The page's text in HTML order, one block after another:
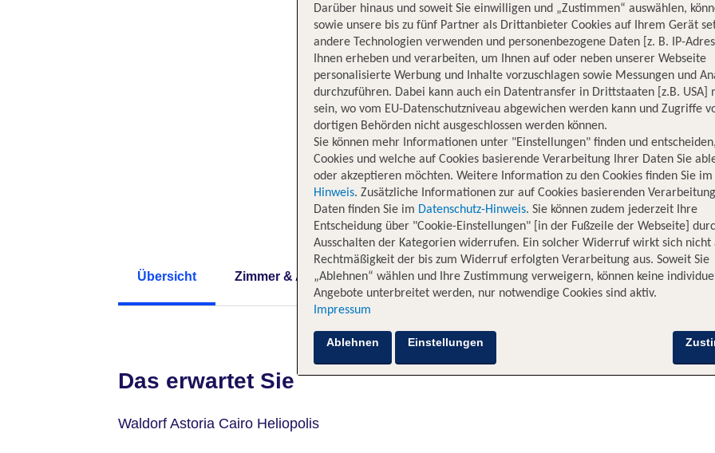
Übersicht Zimmer & Angebote Hotelinformationen Lage Bewertungen
Das erwartet Sie
Waldorf Astoria Cairo Heliopolis
Darüber hinaus und soweit Sie einwilligen und „Zustimmen“ auswählen,
sowie unsere bis zu fünf Partner als Drittanbieter Cookies auf Ihrem Gerät
andere Technologien verwenden und personenbezogene Daten [z. B. IP-
Ihnen erheben und verarbeiten, um Ihnen auf oder neben unserer Webseite
personalisierte Werbung und Inhalte vorzuschlagen sowie Messungen und
durchzuführen. Dabei kann auch ein Datentransfer in Drittstaaten [z.B. USA]
sein, wo vom EU-Datenschutzniveau abgewichen werden kann und Zugriffe
dortigen Behörden nicht ausgeschlossen werden können.
Sie können mehr Informationen unter "Einstellungen" finden und
Cookies und welche auf Cookies basierende Verarbeitung Ihrer Daten Sie
oder akzeptieren möchten. Weitere Information zu den Cookies finden Sie im
Hinweis. Zusätzliche Informationen zur auf Cookies basierenden
Daten finden Sie im Datenschutz-Hinweis. Sie können zudem jederzeit Ihre
Entscheidung über "Cookie-Einstellungen" [in der Fußzeile der Webseite]
Ausschalten der Kategorien widerrufen. Ein solcher Widerruf wirkt sich nicht
Rechtmäßigkeit der bis zum Widerruf erfolgten Verarbeitung aus. Soweit Sie
„Ablehnen“ wählen und Ihre Zustimmung verweigern, können keine
Angebote unterbreitet werden, nur notwendige Cookies sind aktiv.
Impressum
Ablehnen Einstellungen